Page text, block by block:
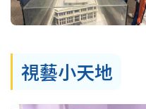
視藝小天地